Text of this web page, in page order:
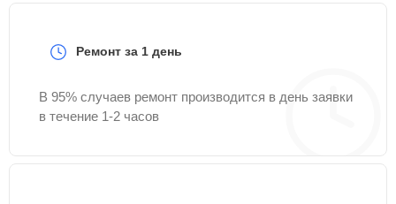
Ремонт за 1 день
В 95% случаев ремонт производится в день заявки
в течение 1-2 часов